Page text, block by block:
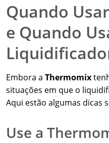
Quando
e Quando
Embora a Thermomix
situações em que o
Aqui estão algumas dicas
Use a